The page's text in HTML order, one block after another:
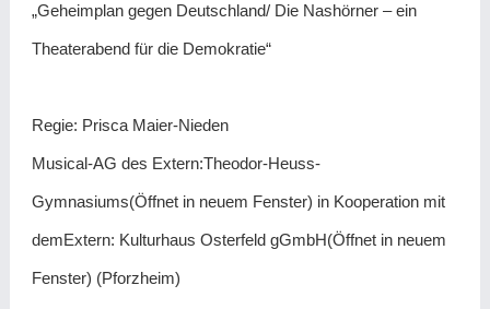
„Geheimplan gegen Deutschland/ Die Nashörner – ein
Theaterabend für die Demokratie“
Regie: Prisca Maier-Nieden
Musical-AG des Extern:Theodor-Heuss-
Gymnasiums(Öffnet in neuem Fenster) in Kooperation mit
demExtern: Kulturhaus Osterfeld gGmbH(Öffnet in neuem
Fenster) (Pforzheim)